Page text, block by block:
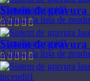
Vizualizare rapidă
Adaugă la lista de
Sistem de
8.606,83lei
Vizualizare rapidă
Adaugă la lista de
Sistem de
62.728,38lei